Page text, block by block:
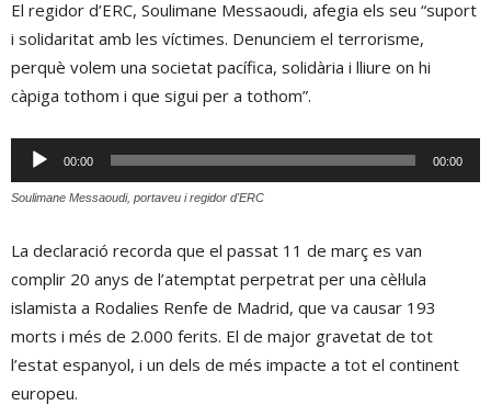
El regidor d’ERC, Soulimane Messaoudi, afegia els seu “suport
i solidaritat amb les víctimes. Denunciem el terrorisme,
perquè volem una societat pacífica, solidària i lliure on hi
càpiga tothom i que sigui per a tothom”.
Reproductor
d'àudio
00:00 00:00
Soulimane Messaoudi, portaveu i regidor d'ERC
La declaració recorda que el passat 11 de març es van
complir 20 anys de l’atemptat perpetrat per una cèl·lula
islamista a Rodalies Renfe de Madrid, que va causar 193
morts i més de 2.000 ferits. El de major gravetat de tot
l’estat espanyol, i un dels de més impacte a tot el continent
europeu.